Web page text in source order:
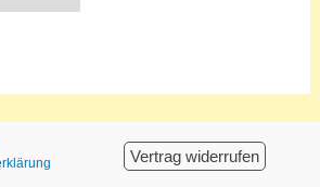
Vertrag widerrufen